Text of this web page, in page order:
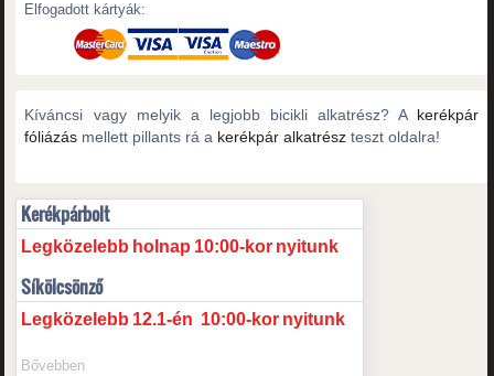
Elfogadott kártyák:
Kíváncsi vagy melyik a legjobb bicikli alkatrész? A kerékpár
fóliázás mellett pillants rá a kerékpár alkatrész teszt oldalra!
Kerékpárbolt
Legközelebb holnap 10:00-kor nyitunk
Síkölcsönző
Legközelebb 12.1-én 10:00-kor nyitunk
Bővebben